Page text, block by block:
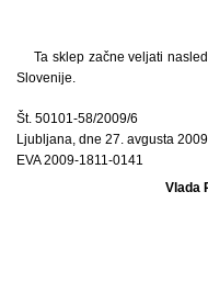
Ta sklep začne veljati
Slovenije.
Št. 50101-58/2009/6
Ljubljana, dne 27. avgusta 2009
EVA 2009-1811-0141
Vlada